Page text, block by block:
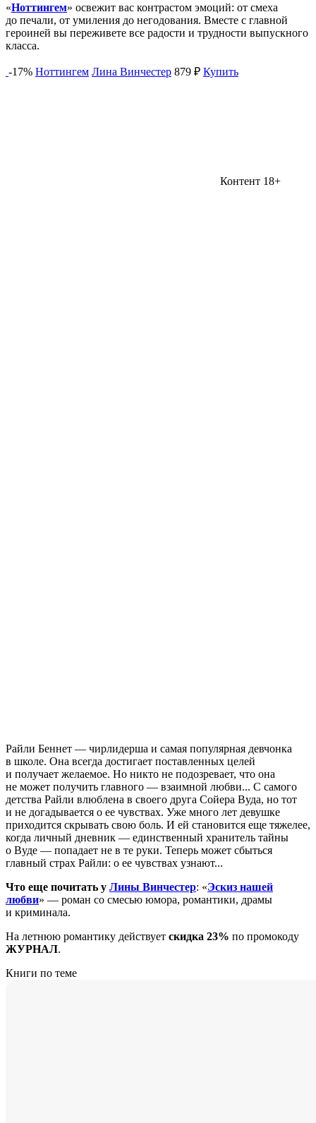
«Ноттингем» освежит вас контрастом эмоций: от смеха
до печали, от умиления до негодования. Вместе с главной
героиней вы переживете все радости и трудности выпускного
класса.
-17% Ноттингем Лина Винчестер 879 ₽ Купить
Контент 18+
Райли Беннет — чирлидерша и самая популярная девчонка
в школе. Она всегда достигает поставленных целей
и получает желаемое. Но никто не подозревает, что она
не может получить главного — взаимной любви... С самого
детства Райли влюблена в своего друга Сойера Вуда, но тот
и не догадывается о ее чувствах. Уже много лет девушке
приходится скрывать свою боль. И ей становится еще тяжелее,
когда личный дневник — единственный хранитель тайны
о Вуде — попадает не в те руки. Теперь может сбыться
главный страх Райли: о ее чувствах узнают...
Что еще почитать у Лины Винчестер: «Эскиз нашей
любви» — роман со смесью юмора, романтики, драмы
и криминала.
На летнюю романтику действует скидка 23% по промокоду
ЖУРНАЛ.
Книги по теме